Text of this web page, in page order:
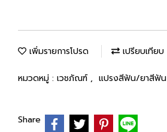
เพิ่มรายการโปรด เปรียบเทียบ
หมวดหมู่ : เวชภัณฑ์ , แปรงสีฟัน/ยาสีฟัน
Share